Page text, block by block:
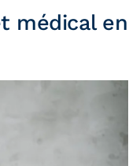
médical en